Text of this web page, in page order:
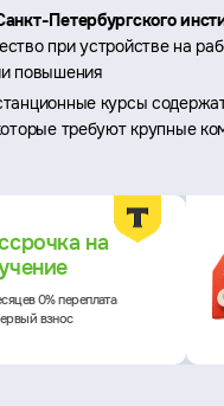
Петербургского
при устройстве на
повышения
курсы
требуют крупные
на
0% переплата
взнос